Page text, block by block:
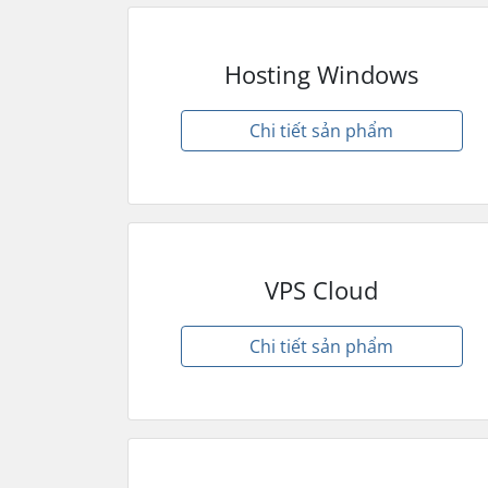
Hosting Windows
Chi tiết sản phẩm
VPS Cloud
Chi tiết sản phẩm